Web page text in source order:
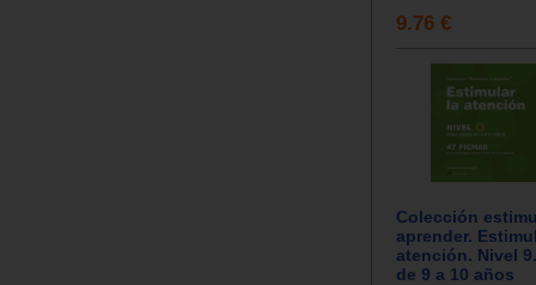
9.76 €
Colección
aprender.
atención. Nivel
de 9 a 10 años